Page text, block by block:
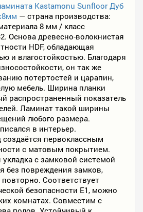
Kastamonu Sunfloor Дуб
— страна производства:
8 мм / класс
Основа древесно-волокнистая
HDF, обладающая
и влагостойкостью. Благодаря
он так же
потертостей и царапин,
мебель. Ширина планки
распространенный показатель
Ламинат такой ширины
любого размера.
в интерьер.
первоклассным
с матовым покрытием.
с замковой системой
без повреждения замков,
Соответствует
безопасности Е1, можно
комнатах. Совместим с